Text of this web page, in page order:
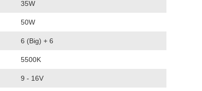
35W
50W
6 (Big) + 6
5500K
9 - 16V